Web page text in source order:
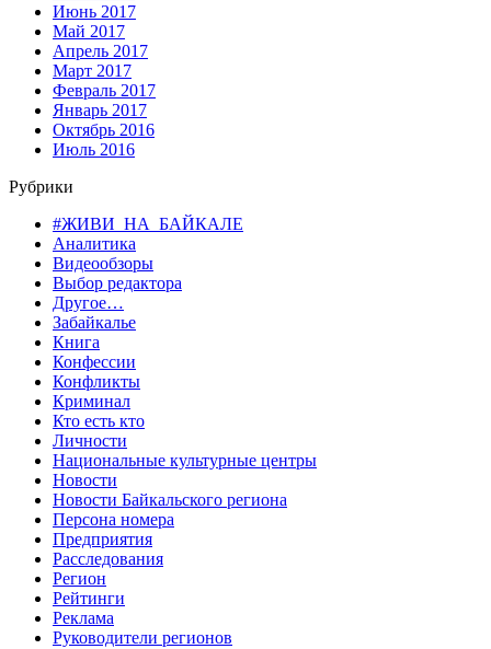
Июнь 2017
Май 2017
Апрель 2017
Март 2017
Февраль 2017
Январь 2017
Октябрь 2016
Июль 2016
Рубрики
#ЖИВИ_НА_БАЙКАЛЕ
Аналитика
Видеообзоры
Выбор редактора
Другое…
Забайкалье
Книга
Конфессии
Конфликты
Криминал
Кто есть кто
Личности
Национальные культурные центры
Новости
Новости Байкальского региона
Персона номера
Предприятия
Расследования
Регион
Рейтинги
Реклама
Руководители регионов